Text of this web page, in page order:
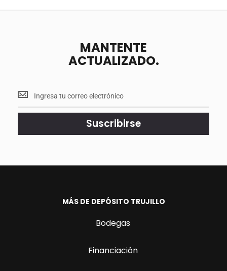
MANTENTE
ACTUALIZADO.
Mantente
<br>
actualizado.
Suscribirse
MÁS DE DEPÓSITO TRUJILLO
Bodegas
Financiación